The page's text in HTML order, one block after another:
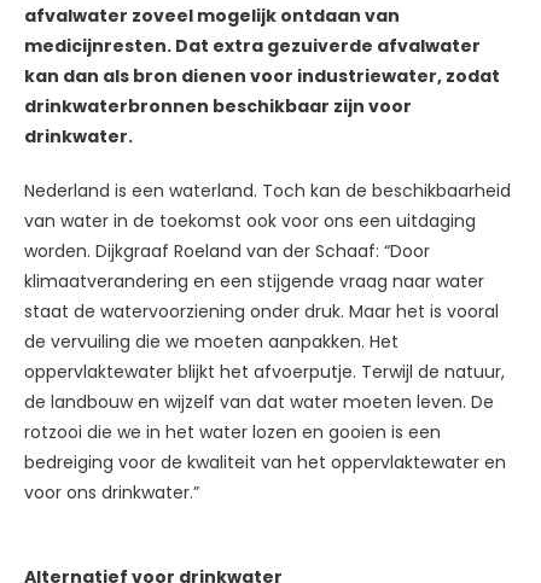
afvalwater zoveel mogelijk ontdaan van
medicijnresten. Dat extra gezuiverde afvalwater
kan dan als bron dienen voor industriewater, zodat
drinkwaterbronnen beschikbaar zijn voor
drinkwater.
Nederland is een waterland. Toch kan de beschikbaarheid
van water in de toekomst ook voor ons een uitdaging
worden. Dijkgraaf Roeland van der Schaaf: “Door
klimaatverandering en een stijgende vraag naar water
staat de watervoorziening onder druk. Maar het is vooral
de vervuiling die we moeten aanpakken. Het
oppervlaktewater blijkt het afvoerputje. Terwijl de natuur,
de landbouw en wijzelf van dat water moeten leven. De
rotzooi die we in het water lozen en gooien is een
bedreiging voor de kwaliteit van het oppervlaktewater en
voor ons drinkwater.”
Alternatief voor drinkwater